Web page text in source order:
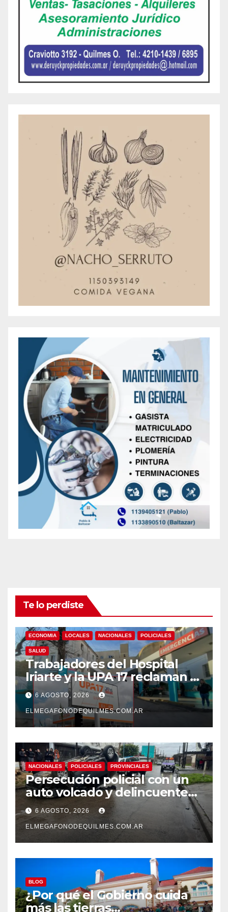
Te lo perdiste
ECONOMIA LOCALES NACIONALES POLICIALES
SALUD
Trabajadores del Hospital
Iriarte y la UPA 17 reclaman el
pase a planta de becarios y
mejoras laborales
6 AGOSTO, 2026
ELMEGAFONODEQUILMES.COM.AR
NACIONALES POLICIALES PROVINCIALES
Persecución policial con un
auto volcado y delincuentes
detenidos en San Francisco
Solano
6 AGOSTO, 2026
ELMEGAFONODEQUILMES.COM.AR
BLOG
¿Por qué el Gobierno cuida
más las tierras